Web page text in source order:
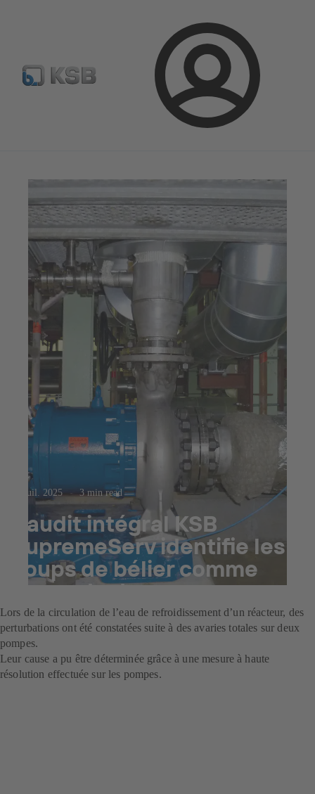
Connexion
Configurer un produit KSB Select Recherche
23 juil. 2025 3 min read
L’audit intégral KSB
SupremeServ identifie les
coups de bélier comme
cause de dommages
Lors de la circulation de l’eau de refroidissement d’un réacteur, des
perturbations ont été constatées suite à des avaries totales sur deux
pompes.
Leur cause a pu être déterminée grâce à une mesure à haute
résolution effectuée sur les pompes.